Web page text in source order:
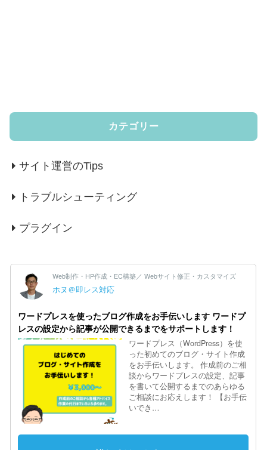
カテゴリー
サイト運営のTips
トラブルシューティング
プラグイン